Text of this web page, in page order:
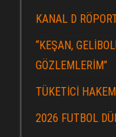
KANAL D
“KEŞAN,
GÖZLEMLERİM”
TÜKETİCİ
2026 FUTBOL